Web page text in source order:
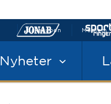
Nyheter
Laxacupen Medlem